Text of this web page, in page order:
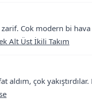
Cok modern bi
Alt Üst İkili Takım
çok